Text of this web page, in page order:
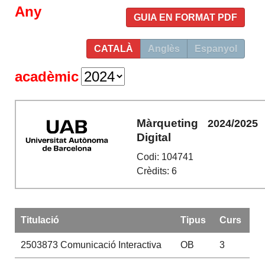
GUIA EN FORMAT PDF
CATALÀ Anglès Espanyol
Any
acadèmic
Màrqueting
Digital
Codi: 104741
Crèdits: 6
2024/2025
Titulació Tipus Curs
2503873Comunicació Interactiva OB 3